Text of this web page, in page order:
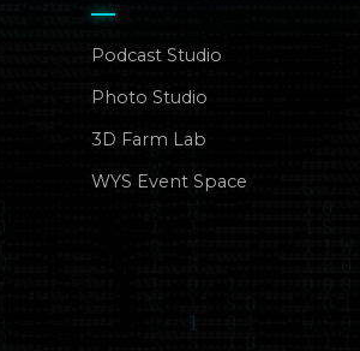
Podcast Studio
Photo Studio
3D Farm Lab
WYS Event Space